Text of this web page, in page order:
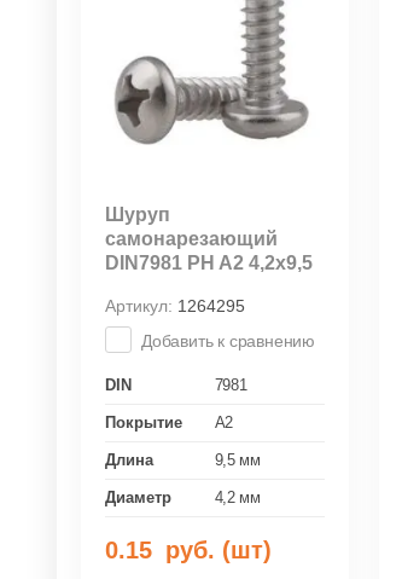
Шуруп
самонарезающий
DIN7981 PH A2 4,2х9,5
Артикул: 1264295
Добавить к сравнению
DIN 7981
Покрытие A2
Длина 9,5 мм
Диаметр 4,2 мм
0.15 руб. (шт)